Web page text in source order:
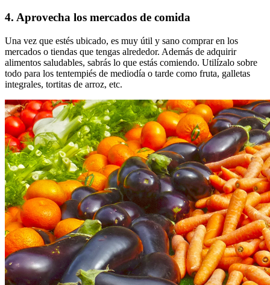
4. Aprovecha los mercados de comida
Una vez que estés ubicado, es muy útil y sano comprar en los
mercados o tiendas que tengas alrededor. Además de adquirir
alimentos saludables, sabrás lo que estás comiendo. Utilízalo sobre
todo para los tentempiés de mediodía o tarde como fruta, galletas
integrales, tortitas de arroz, etc.